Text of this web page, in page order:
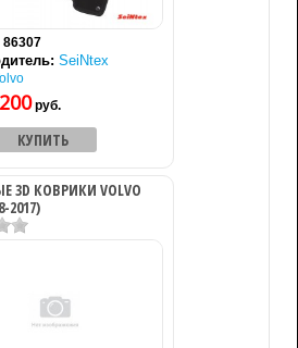
86307
SeiNtex
руб.
3D КОВРИКИ VOLVO
2017)